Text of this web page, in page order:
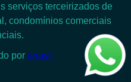
serviços terceirizados de
condomínios comerciais
por anasti